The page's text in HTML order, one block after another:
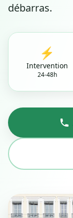
débarras.
⚡
Intervention
24-48h